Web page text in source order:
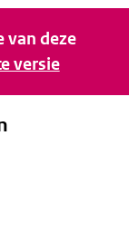
van deze
versie